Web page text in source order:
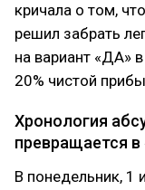
кричала о том,
решил забрать
на вариант «ДА»
20% чистой
Хронология
превращается в
В понедельник, 1